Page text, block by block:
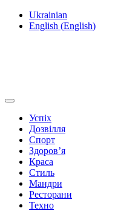
Ukrainian
English (English)
Успіх
Дозвілля
Спорт
Здоров’я
Краса
Стиль
Мандри
Ресторани
Техно